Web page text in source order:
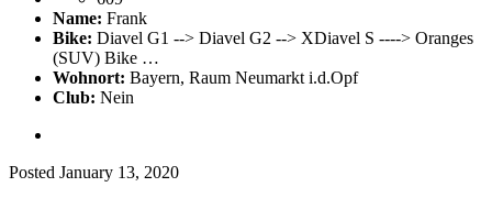
Name: Frank
Bike: Diavel G1 --> Diavel G2 --> XDiavel S ----> Oranges
(SUV) Bike …
Wohnort: Bayern, Raum Neumarkt i.d.Opf
Club: Nein
Posted January 13, 2020